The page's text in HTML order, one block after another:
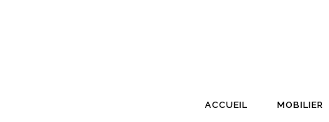
ACCUEIL MOBILIER